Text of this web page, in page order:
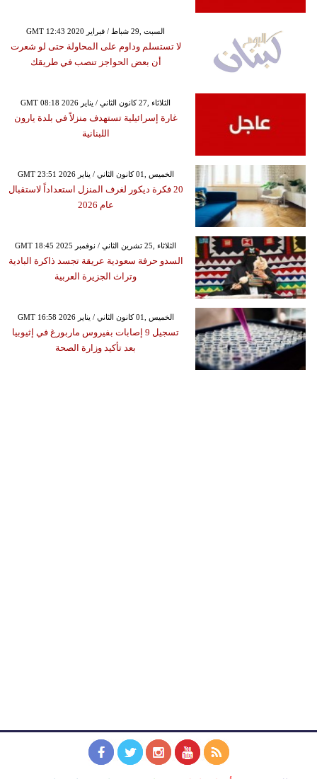
GMT 12:43 2020 السبت ,29 شباط / فبراير
لا تستسلم وداوم على المحاولة حتى لو شعرت
أن بعض الحواجز تنصب في طريقك
GMT 08:18 2026 الثلاثاء ,27 كانون الثاني / يناير
غارة إسرائيلية تستهدف منزلاً في بلدة يارون
اللبنانية
GMT 23:51 2026 الخميس ,01 كانون الثاني / يناير
20 فكرة ديكور لغرف المنزل استعداداً لاستقبال
عام 2026
GMT 18:45 2025 الثلاثاء ,25 تشرين الثاني / نوفمبر
السدو حرفة سعودية عريقة تجسد ذاكرة البادية
وتراث الجزيرة العربية
GMT 16:58 2026 الخميس ,01 كانون الثاني / يناير
تسجيل 9 إصابات بفيروس ماربورغ في إثيوبيا
بعد تأكيد وزارة الصحة